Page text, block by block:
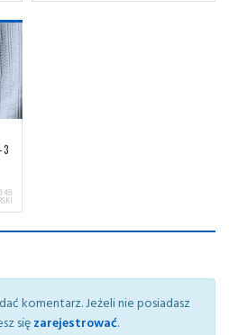
3
komentarz. Jeżeli nie posiadasz
sięzarejestrować.